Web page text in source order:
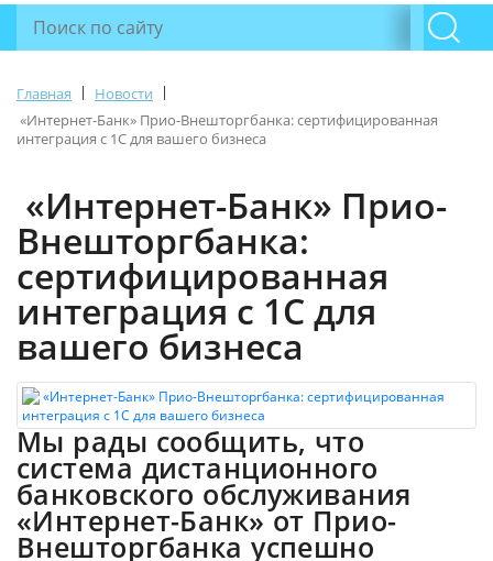
Главная | Новости
|
«Интернет-Банк» Прио-Внешторгбанка: сертифицированная
интеграция с 1С для вашего бизнеса
«Интернет-Банк» Прио-
Внешторгбанка:
сертифицированная
интеграция с 1С для
вашего бизнеса
Мы рады сообщить, что
система дистанционного
банковского обслуживания
«Интернет-Банк» от Прио-
Внешторгбанка успешно